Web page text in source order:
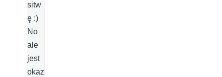
sitw
ę :)
No
ale
jest
okaz